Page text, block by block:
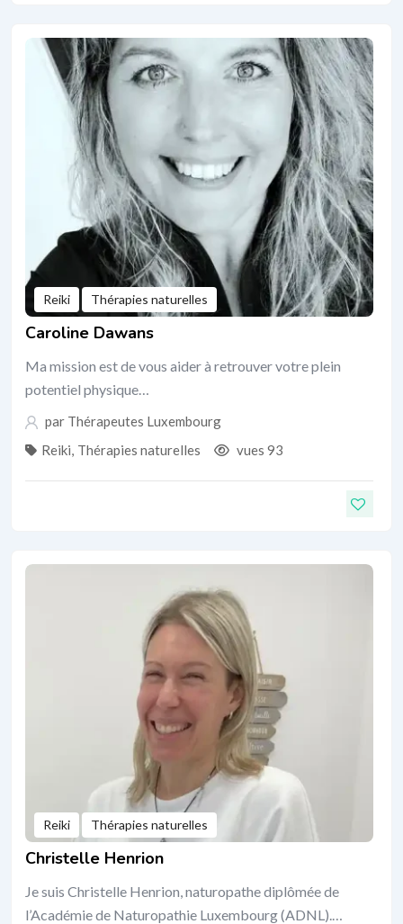
Reiki Thérapies naturelles
Caroline Dawans
Ma mission est de vous aider à retrouver votre plein
potentiel physique…
par Thérapeutes Luxembourg
Reiki Thérapies naturelles vues 93
Reiki Thérapies naturelles
Christelle Henrion
Je suis Christelle Henrion, naturopathe diplômée de
l’Académie de Naturopathie Luxembourg (ADNL).…